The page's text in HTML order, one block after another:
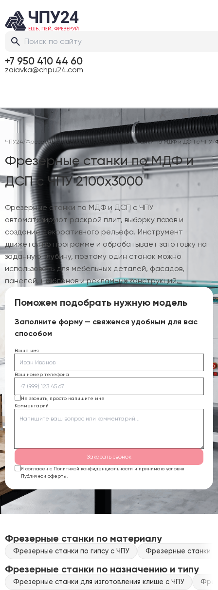
+7 950 410 44 60
zaiavka@chpu24.com
ЧПУ24/Фрезерные станки с ЧПУ Фрезерные станки по МДФ и ДСП с ЧПУ/
Фрезерные станки по МДФ и
ДСП с ЧПУ 2100х3000
Фрезерные станки по МДФ и ДСП с ЧПУ
автоматизируют раскрой плит, выборку пазов и
создание декоративного рельефа. Инструмент
движется по программе и обрабатывает заготовку на
заданную глубину, поэтому один станок можно
использовать для мебельных деталей, фасадов,
панелей, шаблонов и рекламных конструкций.
Поможем подобрать нужную модель
Заполните форму — свяжемся удобным для вас
способом
Ваше имя
Ваш номер телефона
Не звонить, просто напишите мне
Комментарий
Заказать звонок
Я согласен с Политикой конфиденциальности и принимаю условия
Публичной оферты.
Фрезерные станки по материалу
Фрезерные станки по гипсу с ЧПУ Фрезерные станки
Фрезерные станки по назначению и типу
Фрезерные станки для изготовления клише с ЧПУ